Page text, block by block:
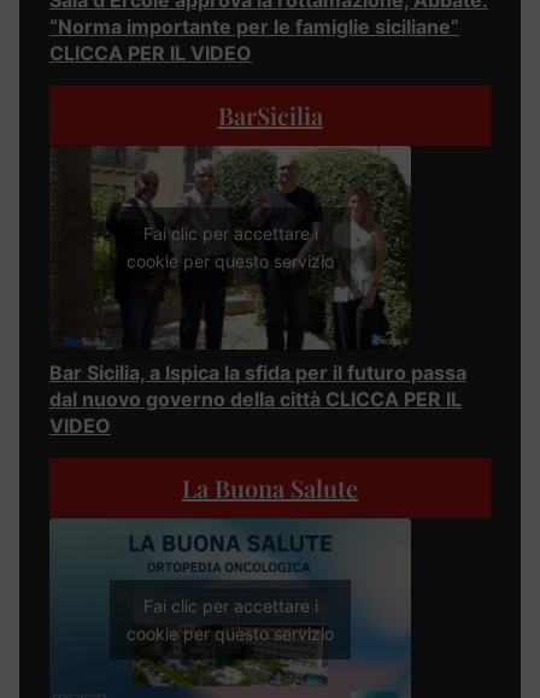
“Norma importante per le famiglie siciliane”
CLICCA PER IL VIDEO
BarSicilia
Fai clic per accettare i
cookie per questo servizio
Bar Sicilia, a Ispica la sfida per il futuro passa
dal nuovo governo della città CLICCA PER IL
VIDEO
La Buona Salute
Fai clic per accettare i
cookie per questo servizio